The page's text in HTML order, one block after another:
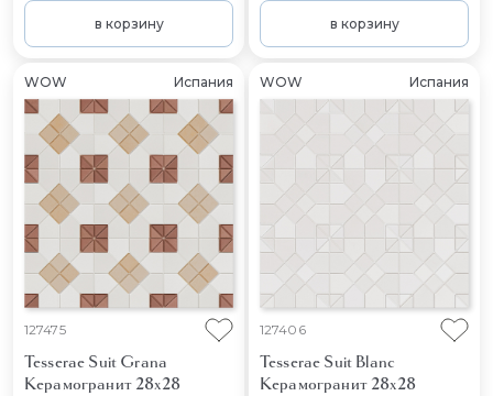
в корзину в корзину
WOW Испания
127475
Tesserae Suit Grana
Керамогранит 28x28
WOW Испания
127406
Tesserae Suit Blanc
Керамогранит 28x28